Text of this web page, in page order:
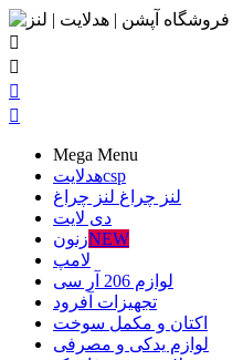




Mega Menu
هدلایتcsp
لنز چراغ لنز چراغ
دی لایت
زنونNEW
لامپ
لوازم 206 آر سی
تجهیزات آفرود
اکتان و مکمل سوخت
لوازم یدکی و مصرفی